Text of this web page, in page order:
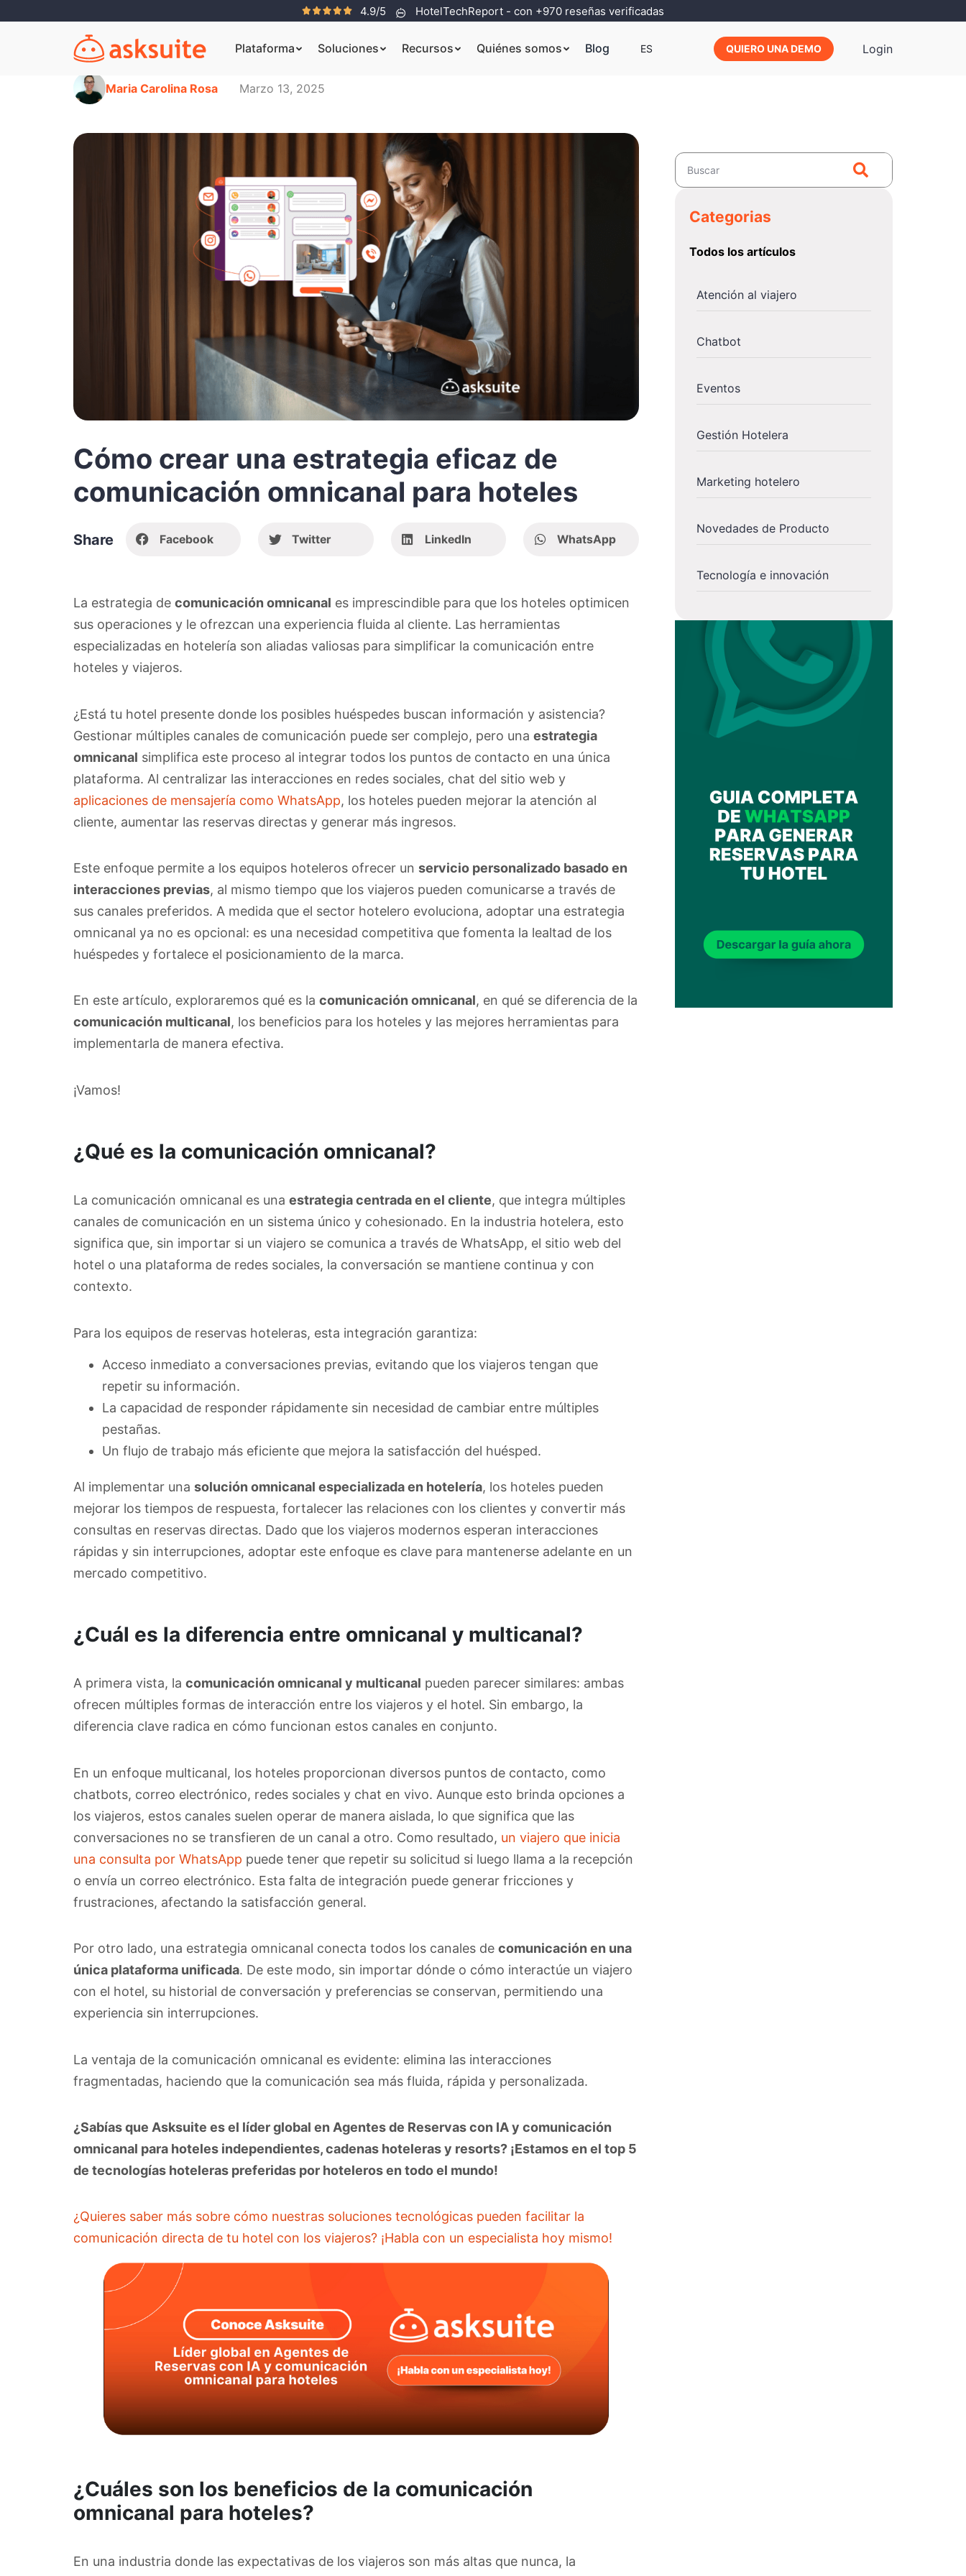
4.9/5 HotelTechReport - con +970 reseñas verificadas
Plataforma Soluciones Recursos Quiénes somos Blog ES QUIERO UNA DEMO Login
Maria Carolina Rosa Marzo 13, 2025
Cómo crear una estrategia eficaz de
comunicación omnicanal para hoteles
Share Facebook Twitter LinkedIn WhatsApp
La estrategia de comunicación omnicanal es imprescindible para que los hoteles optimicen
sus operaciones y le ofrezcan una experiencia fluida al cliente. Las herramientas
especializadas en hotelería son aliadas valiosas para simplificar la comunicación entre
hoteles y viajeros.
¿Está tu hotel presente donde los posibles huéspedes buscan información y asistencia?
Gestionar múltiples canales de comunicación puede ser complejo, pero una estrategia
omnicanal simplifica este proceso al integrar todos los puntos de contacto en una única
plataforma. Al centralizar las interacciones en redes sociales, chat del sitio web y
aplicaciones de mensajería como WhatsApp, los hoteles pueden mejorar la atención al
cliente, aumentar las reservas directas y generar más ingresos.
Este enfoque permite a los equipos hoteleros ofrecer un servicio personalizado basado en
interacciones previas, al mismo tiempo que los viajeros pueden comunicarse a través de
sus canales preferidos. A medida que el sector hotelero evoluciona, adoptar una estrategia
omnicanal ya no es opcional: es una necesidad competitiva que fomenta la lealtad de los
huéspedes y fortalece el posicionamiento de la marca.
En este artículo, exploraremos qué es la comunicación omnicanal, en qué se diferencia de la
comunicación multicanal, los beneficios para los hoteles y las mejores herramientas para
implementarla de manera efectiva.
¡Vamos!
¿Qué es la comunicación omnicanal?
La comunicación omnicanal es una estrategia centrada en el cliente, que integra múltiples
canales de comunicación en un sistema único y cohesionado. En la industria hotelera, esto
significa que, sin importar si un viajero se comunica a través de WhatsApp, el sitio web del
hotel o una plataforma de redes sociales, la conversación se mantiene continua y con
contexto.
Para los equipos de reservas hoteleras, esta integración garantiza:
Acceso inmediato a conversaciones previas, evitando que los viajeros tengan que
repetir su información.
La capacidad de responder rápidamente sin necesidad de cambiar entre múltiples
pestañas.
Un flujo de trabajo más eficiente que mejora la satisfacción del huésped.
Al implementar una solución omnicanal especializada en hotelería, los hoteles pueden
mejorar los tiempos de respuesta, fortalecer las relaciones con los clientes y convertir más
consultas en reservas directas. Dado que los viajeros modernos esperan interacciones
rápidas y sin interrupciones, adoptar este enfoque es clave para mantenerse adelante en un
mercado competitivo.
¿Cuál es la diferencia entre omnicanal y multicanal?
A primera vista, la comunicación omnicanal y multicanal pueden parecer similares: ambas
ofrecen múltiples formas de interacción entre los viajeros y el hotel. Sin embargo, la
diferencia clave radica en cómo funcionan estos canales en conjunto.
En un enfoque multicanal, los hoteles proporcionan diversos puntos de contacto, como
chatbots, correo electrónico, redes sociales y chat en vivo. Aunque esto brinda opciones a
los viajeros, estos canales suelen operar de manera aislada, lo que significa que las
conversaciones no se transfieren de un canal a otro. Como resultado, un viajero que inicia
una consulta por WhatsApp puede tener que repetir su solicitud si luego llama a la recepción
o envía un correo electrónico. Esta falta de integración puede generar fricciones y
frustraciones, afectando la satisfacción general.
Por otro lado, una estrategia omnicanal conecta todos los canales de comunicación en una
única plataforma unificada. De este modo, sin importar dónde o cómo interactúe un viajero
con el hotel, su historial de conversación y preferencias se conservan, permitiendo una
experiencia sin interrupciones.
La ventaja de la comunicación omnicanal es evidente: elimina las interacciones
fragmentadas, haciendo que la comunicación sea más fluida, rápida y personalizada.
¿Sabías que Asksuite es el líder global en Agentes de Reservas con IA y comunicación
omnicanal para hoteles independientes, cadenas hoteleras y resorts? ¡Estamos en el top 5
de tecnologías hoteleras preferidas por hoteleros en todo el mundo!
¿Quieres saber más sobre cómo nuestras soluciones tecnológicas pueden facilitar la
comunicación directa de tu hotel con los viajeros? ¡Habla con un especialista hoy mismo!
¿Cuáles son los beneficios de la comunicación
omnicanal para hoteles?
En una industria donde las expectativas de los viajeros son más altas que nunca, la
Categorias
Todos los artículos
Atención al viajero
Chatbot
Eventos
Gestión Hotelera
Marketing hotelero
Novedades de Producto
Tecnología e innovación